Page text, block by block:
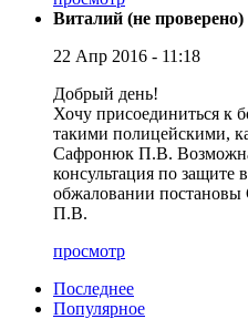
Виталий (не проверено)
22 Апр 2016 - 11:18
Добрый день!
Хочу присоединиться к
такими полицейскими,
Сафронюк П.В.
консультация по защите
обжаловании
П.В.
просмотр
Последнее
Популярное